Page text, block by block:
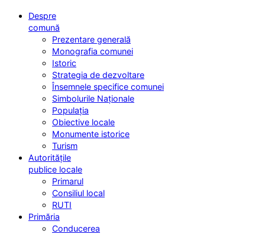
Despre
comună
Prezentare generală
Monografia comunei
Istoric
Strategia de dezvoltare
Însemnele specifice comunei
Simbolurile Naționale
Populația
Obiective locale
Monumente istorice
Turism
Autoritățile
publice locale
Primarul
Consiliul local
RUTI
Primăria
Conducerea